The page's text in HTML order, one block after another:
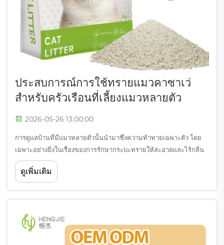
ประสบการณ์การใช้ทรายแมวคาซาเว่
สำหรับครัวเรือนที่เลี้ยงแมวหลายตัว
2026-05-26 13:00:00
การดูแลบ้านที่มีแมวหลายตัวนั้นนำมาซึ่งความท้าทายเฉพาะตัว โดย
เฉพาะอย่างยิ่งในเรื่องของการรักษากระบะทรายให้สะอาดและไร้กลิ่น
ไม่พึงประสงค์ ทรายแมวแบบดินเหนียวและทรายแมวที่ทำจากซิลิกา
แบบดั้งเดิมมักไม่สามารถตอบสนองความต้องการได้อย่างเพียงพอใน
ดูเพิ่มเติม